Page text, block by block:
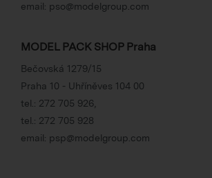
email: pso@modelgroup.com
MODEL PACK SHOP Praha
Bečovská 1279/15
Praha 10 - Uhříněves 104 00
tel.: 272 705 926
tel.: 272 705 928
email: psp@modelgroup.com